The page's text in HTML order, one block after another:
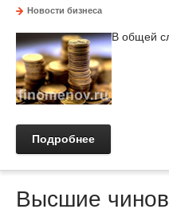
Новости бизнеса
В общей
Подробнее
Высшие